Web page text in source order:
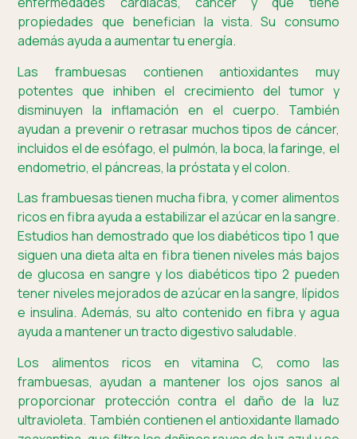
propiedades que benefician la vista. Su consumo
además ayuda a aumentar tu energía.
Las frambuesas contienen antioxidantes muy
potentes que inhiben el crecimiento del tumor y
disminuyen la inflamación en el cuerpo. También
ayudan a prevenir o retrasar muchos tipos de cáncer,
incluidos el de esófago, el pulmón, la boca, la faringe, el
endometrio, el páncreas, la próstata y el colon.
Las frambuesas tienen mucha fibra, y comer alimentos
ricos en fibra ayuda a estabilizar el azúcar en la sangre.
Estudios han demostrado que los diabéticos tipo 1 que
siguen una dieta alta en fibra tienen niveles más bajos
de glucosa en sangre y los diabéticos tipo 2 pueden
tener niveles mejorados de azúcar en la sangre, lípidos
e insulina. Además, su alto contenido en fibra y agua
ayuda a mantener un tracto digestivo saludable.
Los alimentos ricos en vitamina C, como las
frambuesas, ayudan a mantener los ojos sanos al
proporcionar protección contra el daño de la luz
ultravioleta. También contienen el antioxidante llamado